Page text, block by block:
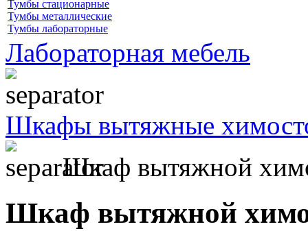
Тумбы стационарные
Тумбы металлические
Тумбы лабораторные
Лабораторная мебель
Шкафы вытяжные
Шкаф вытяжной
Шкаф вытяжной